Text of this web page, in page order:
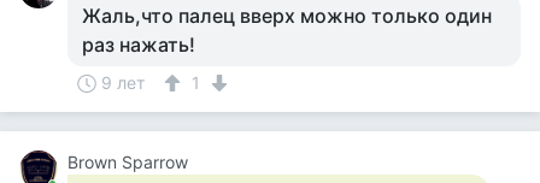
Жаль,что палец вверх можно только один
раз нажать!
9 лет 1
Brown Sparrow